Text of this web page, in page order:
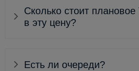
Сколько стоит
в эту цену?
Есть ли очереди?